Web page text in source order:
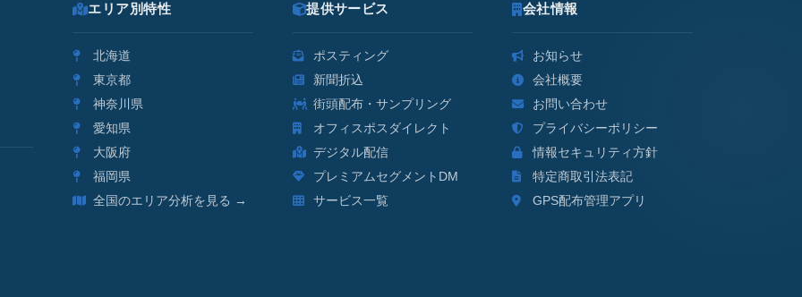
エリア別特性
北海道
東京都
神奈川県
愛知県
大阪府
福岡県
全国のエリア分析を見る →
提供サービス
ポスティング
新聞折込
街頭配布・サンプリング
オフィスポスダイレクト
デジタル配信
プレミアムセグメントDM
サービス一覧
会社情報
お知らせ
会社概要
お問い合わせ
プライバシーポリシー
情報セキュリティ方針
特定商取引法表記
GPS配布管理アプリ